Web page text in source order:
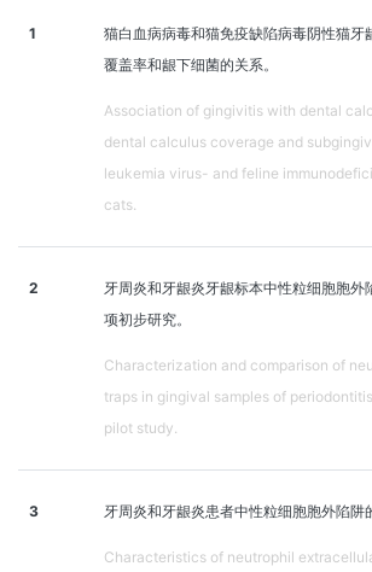
1
猫白血病病毒和猫免疫缺陷病毒阴性猫牙
覆盖率和龈下细菌的关系。
Association of gingivitis with dental
dental calculus coverage and
leukemia virus- and feline
cats.
2
牙周炎和牙龈炎牙龈标本中性粒细胞胞外
项初步研究。
Characterization and comparison of
traps in gingival samples of
pilot study.
3 牙周炎和牙龈炎患者中性粒细胞胞外陷阱
Characteristics of neutrophil